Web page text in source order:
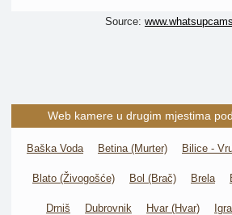
Source:
Web kamere u drugim mjestima
Baška Voda Betina (Murter) Bilice -
Blato (Živogošće) Bol (Brač) Brela
Drniš Dubrovnik Hvar (Hvar)